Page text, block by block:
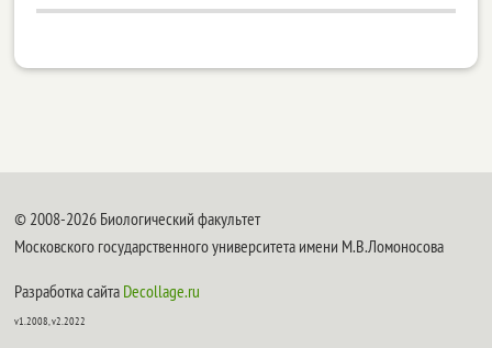
© 2008-2026 Биологический факультет
Московского государственного университета имени М.В.Ломоносова
Разработка сайта Decollage.ru
v1.2008, v2.2022